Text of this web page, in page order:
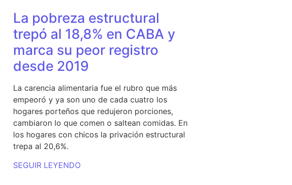
La pobreza estructural
trepó al 18,8% en CABA y
marca su peor registro
desde 2019
La carencia alimentaria fue el rubro que más
empeoró y ya son uno de cada cuatro los
hogares porteños que redujeron porciones,
cambiaron lo que comen o saltean comidas. En
los hogares con chicos la privación estructural
trepa al 20,6%.
SEGUIR LEYENDO